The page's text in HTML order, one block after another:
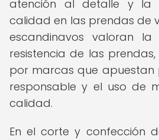
atención al detalle y la
calidad en las prendas de
escandinavos valoran
resistencia de las
por marcas que apuestan
responsable y el uso de
calidad.
En el corte y confección